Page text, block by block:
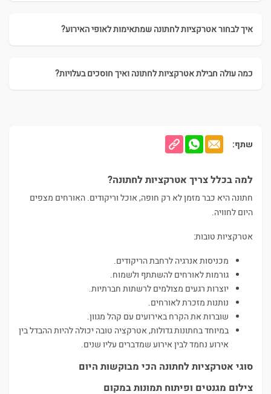
איך לבחור אטרקציות לחתונה שמתאימות לאופי האירוע?
כמה עולה חבילת אטרקציות לחתונה ואיך חוסכים בעלויות?
שתף:
למה בכלל צריך אטרקציות לחתונה?
חתונה היא כבר מזמן לא רק חופה, אוכל וריקודים. האורחים מצפים
היום לחוויה.
אטרקציות טובות:
מכניסות אנרגיה לרחבת הריקודים.
גורמות לאורחים להשתתף ולשמוח.
יוצרות רגעים מצולמים לרשתות חברתיות.
נותנות מזכרת לאורחים.
שוברות את הקרח באירועים עם קהל מגוון.
במיוחד בחתונות גדולות, אטרקציה טובה יכולה להיות ההבדל בין
אירוע נחמד לבין אירוע שמדברים עליו שנים.
סוגי אטרקציות לחתונה הכי מבוקשות היום
צילום מגנטים ופיתוח תמונות במקום